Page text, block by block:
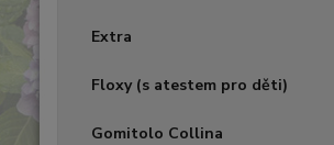
Extra
Floxy (s atestem pro děti)
Gomitolo Collina